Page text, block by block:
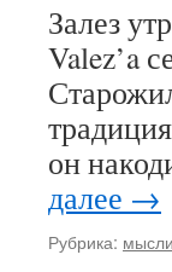
Залез
Valez’a
он
далее →
Рубрика: